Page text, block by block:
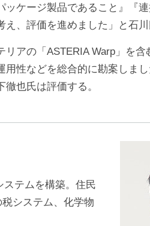
ケージ製品であること』『
、評価を進めました」と石川
アの「ASTERIA Warp」を
性などを総合的に勘案しま
也氏は評価する。
テムを構築。住民
システム、化学物